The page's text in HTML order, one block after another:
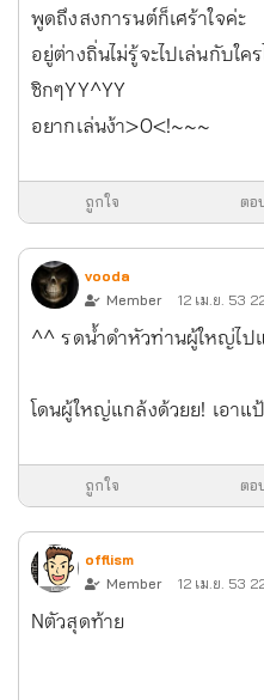
พูดถึงสงการนต์ก็เศร้าใจค่ะ
อยู่ต่างถิ่นไม่รู้จะไปเล่นกับใค
ซิกๆYY^YY
อยากเล่นง้า>O<!~~~
ถูกใจ ตอ
vooda
Member
12 เม.ย. 53
^^ รดน้ำดำหัวท่านผู้ใหญ่ไป
โดนผู้ใหญ่แกล้งด้วยย! เอาแ
ถูกใจ ตอ
offlism
Member
12 เม.ย. 53
Nตัวสุดท้าย